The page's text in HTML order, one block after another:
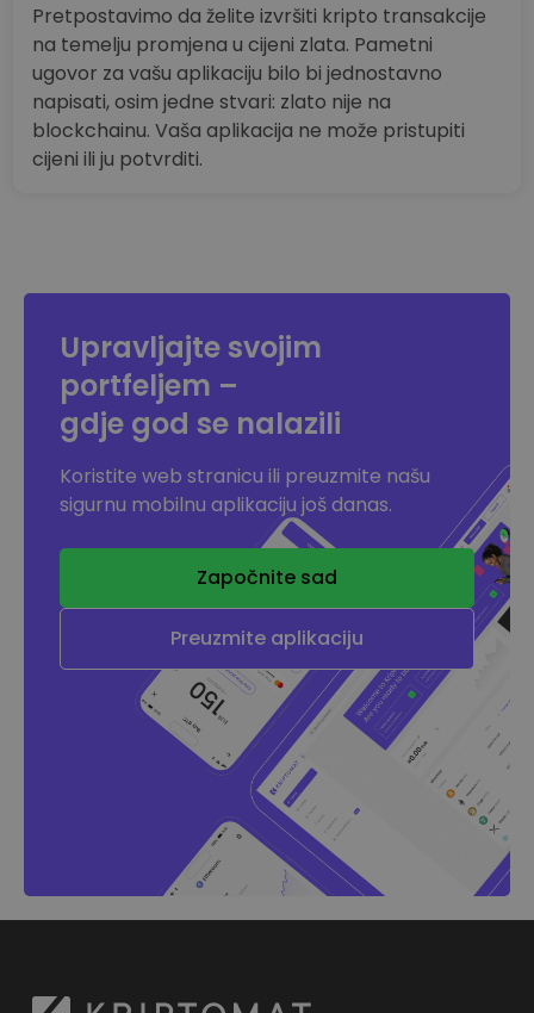
Pretpostavimo da želite izvršiti kripto transakcije
na temelju promjena u cijeni zlata. Pametni
ugovor za vašu aplikaciju bilo bi jednostavno
napisati, osim jedne stvari: zlato nije na
blockchainu. Vaša aplikacija ne može pristupiti
cijeni ili ju potvrditi.
Upravljajte svojim
portfeljem –
gdje god se nalazili
Koristite web stranicu ili preuzmite našu
sigurnu mobilnu aplikaciju još danas.
Započnite sad
Preuzmite aplikaciju